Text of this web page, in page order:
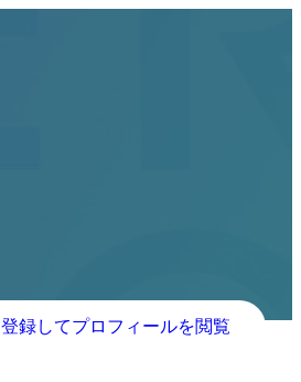
登録してプロフィールを閲覧